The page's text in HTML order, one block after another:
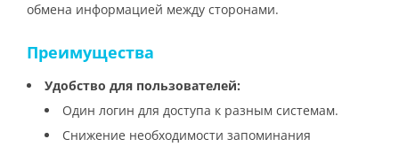
обмена информацией между сторонами.
Преимущества
Удобство для пользователей:
Один логин для доступа к разным системам.
Снижение необходимости запоминания